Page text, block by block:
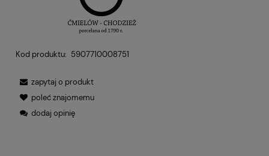
Kod produktu: 5907710008751
zapytaj o produkt
poleć znajomemu
dodaj opinię